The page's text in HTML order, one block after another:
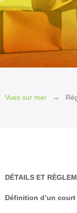
Vues sur mer
DÉTAILS ET
Définition d’un
Invités
Jury
2026
Le Québec